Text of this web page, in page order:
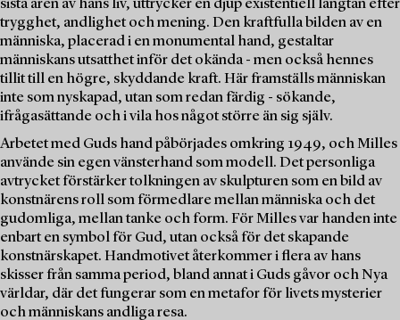
sista åren av hans liv, uttrycker en djup existentiell längtan efter
trygghet, andlighet och mening. Den kraftfulla bilden av en
människa, placerad i en monumental hand, gestaltar
människans utsatthet inför det okända - men också hennes
tillit till en högre, skyddande kraft. Här framställs människan
inte som nyskapad, utan som redan färdig - sökande,
ifrågasättande och i vila hos något större än sig själv.
Arbetet med Guds hand påbörjades omkring 1949, och Milles
använde sin egen vänsterhand som modell. Det personliga
avtrycket förstärker tolkningen av skulpturen som en bild av
konstnärens roll som förmedlare mellan människa och det
gudomliga, mellan tanke och form. För Milles var handen inte
enbart en symbol för Gud, utan också för det skapande
konstnärskapet. Handmotivet återkommer i flera av hans
skisser från samma period, bland annat i Guds gåvor och Nya
världar, där det fungerar som en metafor för livets mysterier
och människans andliga resa.